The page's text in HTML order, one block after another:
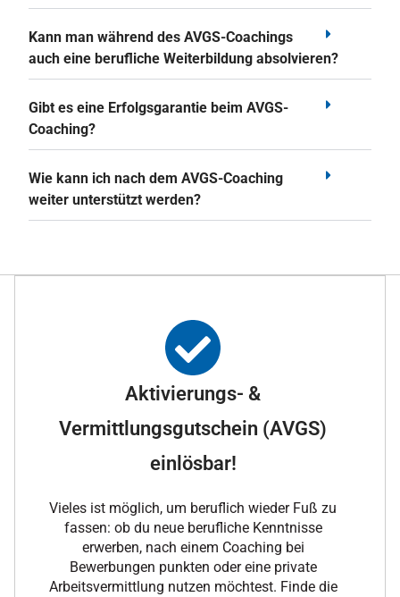
Kann man während des AVGS-Coachings
auch eine berufliche Weiterbildung absolvieren?
Gibt es eine Erfolgsgarantie beim AVGS-
Coaching?
Wie kann ich nach dem AVGS-Coaching
weiter unterstützt werden?
Aktivierungs- &
Vermittlungsgutschein (AVGS)
einlösbar!
Vieles ist möglich, um beruflich wieder Fuß zu
fassen: ob du neue berufliche Kenntnisse
erwerben, nach einem Coaching bei
Bewerbungen punkten oder eine private
Arbeitsvermittlung nutzen möchtest. Finde die